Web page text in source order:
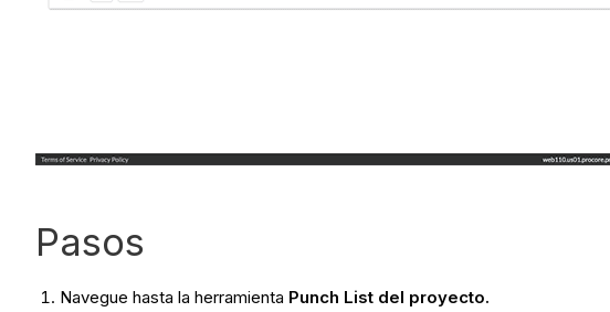
Pasos
Navegue hasta la herramienta Punch List del proyecto.